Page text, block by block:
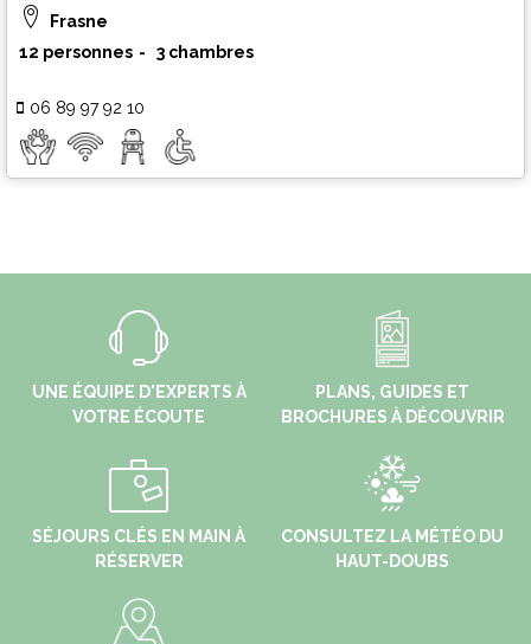
Frasne
12 personnes
3 chambres
06 89 97 92 10
UNE ÉQUIPE D'EXPERTS À
VOTRE ÉCOUTE
PLANS, GUIDES ET
BROCHURES À DÉCOUVRIR
SÉJOURS CLÉS EN MAIN À
RÉSERVER
CONSULTEZ LA MÉTÉO DU
HAUT-DOUBS